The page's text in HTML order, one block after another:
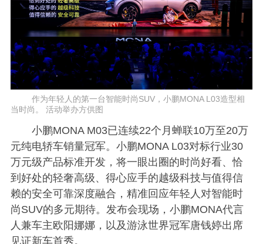
作为年轻人的第一台智能时尚SUV，小鹏MONA L03造型相
当时尚。 活动举办方供图
小鹏MONA M03已连续22个月蝉联10万至20万
元纯电轿车销量冠军。小鹏MONA L03对标行业30
万元级产品标准开发，将一眼出圈的时尚好看、恰
到好处的轻奢高级、得心应手的越级科技与值得信
赖的安全可靠深度融合，精准回应年轻人对智能时
尚SUV的多元期待。发布会现场，小鹏MONA代言
人兼车主欧阳娜娜，以及游泳世界冠军唐钱婷出席
见证新车首秀。